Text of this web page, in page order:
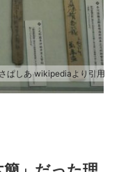
ぱしあ wikipediaより引用